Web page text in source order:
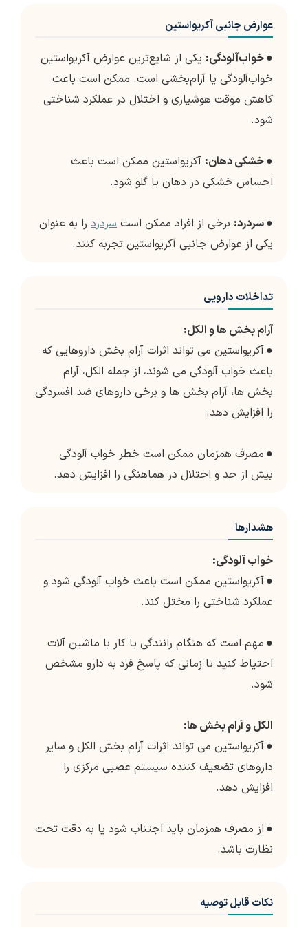
عوارض جانبی آکریواستین
●خواب‌آلودگی: یکی از شایع‌ترین عوارض آکریواستین
خواب‌آلودگی یا آرام‌بخشی است. ممکن است باعث
کاهش موقت هوشیاری و اختلال در عملکرد شناختی
شود.
●خشکی دهان: آکریواستین ممکن است باعث
احساس خشکی در دهان یا گلو شود.
●سردرد: برخی از افراد ممکن است سردرد را به عنوان
یکی از عوارض جانبی آکریواستین تجربه کنند.
تداخلات دارویی
آرام بخش ها و الکل:
●آکریواستین می تواند اثرات آرام بخش داروهایی که
باعث خواب آلودگی می شوند، از جمله الکل، آرام
بخش ها، آرام بخش ها و برخی داروهای ضد افسردگی
را افزایش دهد.
● مصرف همزمان ممکن است خطر خواب آلودگی
بیش از حد و اختلال در هماهنگی را افزایش دهد.
هشدارها
خواب آلودگی:
●آکریواستین ممکن است باعث خواب آلودگی شود و
عملکرد شناختی را مختل کند.
● مهم است که هنگام رانندگی یا کار با ماشین آلات
احتیاط کنید تا زمانی که پاسخ فرد به دارو مشخص
شود.
الکل و آرام بخش ها:
●آکریواستین می تواند اثرات آرام بخش الکل و سایر
داروهای تضعیف کننده سیستم عصبی مرکزی را
افزایش دهد.
● از مصرف همزمان باید اجتناب شود یا به دقت تحت
نظارت باشد.
نکات قابل توصیه